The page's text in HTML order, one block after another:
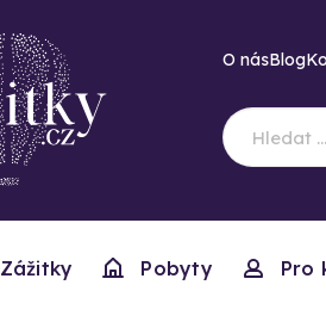
O násBlog
Zážitky Pobyty Pro